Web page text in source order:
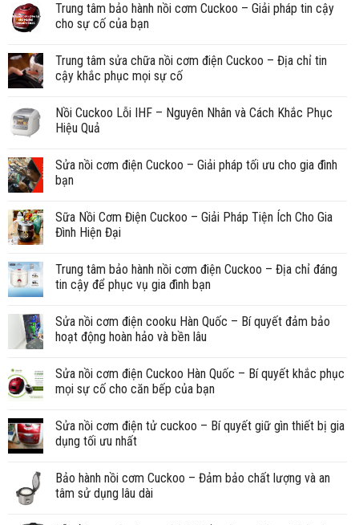
Trung tâm bảo hành nồi cơm Cuckoo – Giải pháp tin cậy
cho sự cố của bạn
Trung tâm sửa chữa nồi cơm điện Cuckoo – Địa chỉ tin
cậy khắc phục mọi sự cố
Nồi Cuckoo Lỗi IHF – Nguyên Nhân và Cách Khắc Phục
Hiệu Quả
Sửa nồi cơm điện Cuckoo – Giải pháp tối ưu cho gia đình
bạn
Sữa Nồi Cơm Điện Cuckoo – Giải Pháp Tiện Ích Cho Gia
Đình Hiện Đại
Trung tâm bảo hành nồi cơm điện Cuckoo – Địa chỉ đáng
tin cậy để phục vụ gia đình bạn
Sửa nồi cơm điện cooku Hàn Quốc – Bí quyết đảm bảo
hoạt động hoàn hảo và bền lâu
Sửa nồi cơm điện Cuckoo Hàn Quốc – Bí quyết khắc phục
mọi sự cố cho căn bếp của bạn
Sửa nồi cơm điện tử cuckoo – Bí quyết giữ gìn thiết bị gia
dụng tối ưu nhất
Bảo hành nồi cơm Cuckoo – Đảm bảo chất lượng và an
tâm sử dụng lâu dài